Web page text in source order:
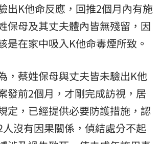
出K他命反應，回推2個月內有施
保母及其丈夫體內皆無殘留，因
是在家中吸入K他命毒煙所致。
，蔡姓保母與丈夫皆未驗出K他
發前2個月，才剛完成訪視，居
定，已經提供必要防護措施，認
沒有因果關係，偵結處分不起